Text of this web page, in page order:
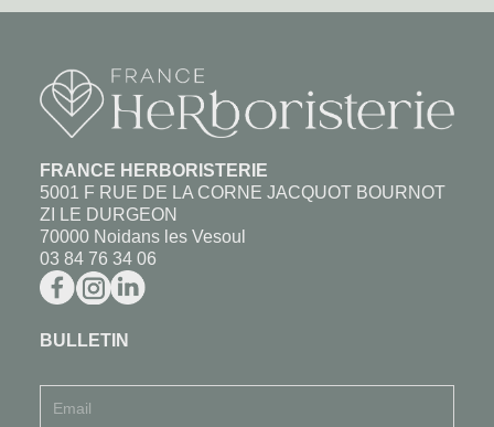
FRANCE HERBORISTERIE
5001 F RUE DE LA CORNE JACQUOT BOURNOT
ZI LE DURGEON
70000 Noidans les Vesoul
03 84 76 34 06
BULLETIN